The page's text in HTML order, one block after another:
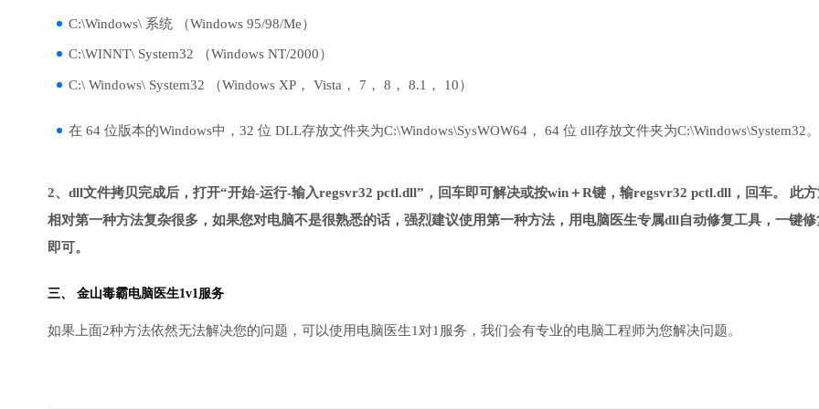
C:\Windows\ 系统 （Windows 95/98/Me）
C:\WINNT\ System32 （Windows NT/2000）
C:\ Windows\ System32 （Windows XP， Vista， 7， 8， 8.1， 10）
在 64 位版本的Windows中，32 位 DLL存放文件夹为C:\Windows\SysWOW64， 64 位 dll存放文件夹为C:\Windows\System32。
2、dll文件拷贝完成后，打开“开始-运行-输入regsvr32 pctl.dll”，回车即可解决或按win＋R键，输regsvr32 pctl.dll，回车。 此
相对第一种方法复杂很多，如果您对电脑不是很熟悉的话，强烈建议使用第一种方法，用电脑医生专属dll自动修复工具，一键修
即可。
三、 金山毒霸电脑医生1v1服务
如果上面2种方法依然无法解决您的问题，可以使用电脑医生1对1服务，我们会有专业的电脑工程师为您解决问题。